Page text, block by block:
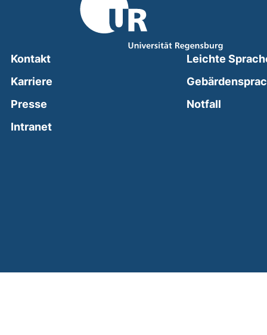
Kontakt
Karriere
Presse
Intranet(external link, opens in a new window)
Leichte
Notfall